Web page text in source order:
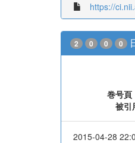
https://
2 0 0 0
巻号頁
被引
2015-04-28